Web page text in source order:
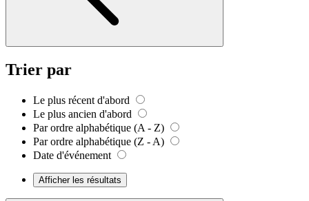
Trier par
Le plus récent d'abord
Le plus ancien d'abord
Par ordre alphabétique (A - Z)
Par ordre alphabétique (Z - A)
Date d'événement
Afficher les résultats